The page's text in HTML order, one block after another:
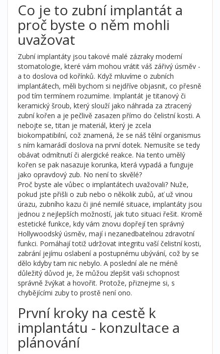
Co je to zubní implantát a
proč byste o něm mohli
uvažovat
Zubní implantáty jsou takové malé zázraky moderní
stomatologie, které vám mohou vrátit váš zářivý úsměv -
a to doslova od kořínků. Když mluvíme o zubních
implantátech, měli bychom si nejdříve objasnit, co přesně
pod tím termínem rozumíme. Implantát je titanový či
keramický šroub, který slouží jako náhrada za ztracený
zubní kořen a je pečlivě zasazen přímo do čelistní kosti. A
nebojte se, titan je materiál, který je zcela
biokompatibilní, což znamená, že se náš tělní organismus
s ním kamarádí doslova na první dotek. Nemusíte se tedy
obávat odmítnutí či alergické reakce. Na tento umělý
kořen se pak nasazuje korunka, která vypadá a funguje
jako opravdový zub. No není to skvělé?
Proč byste ale vůbec o implantátech uvažovali? Nuže,
pokud jste přišli o zub nebo o několik zubů, ať už vinou
úrazu, zubního kazu či jiné nemilé situace, implantáty jsou
jednou z nejlepších možností, jak tuto situaci řešit. Kromě
estetické funkce, kdy vám znovu dopřejí ten správný
Hollywoodský úsměv, mají i nezanedbatelnou zdravotní
funkci. Pomáhají totiž udržovat integritu vaší čelistní kosti,
zabrání jejímu oslabení a postupnému ubývání, což by se
dělo kdyby tam nic nebylo. A poslední ale ne méně
důležitý důvod je, že můžou zlepšit vaši schopnost
správně žvýkat a hovořit. Protože, přiznejme si, s
chybějícími zuby to prostě není ono.
První kroky na cestě k
implantátu - konzultace a
plánování